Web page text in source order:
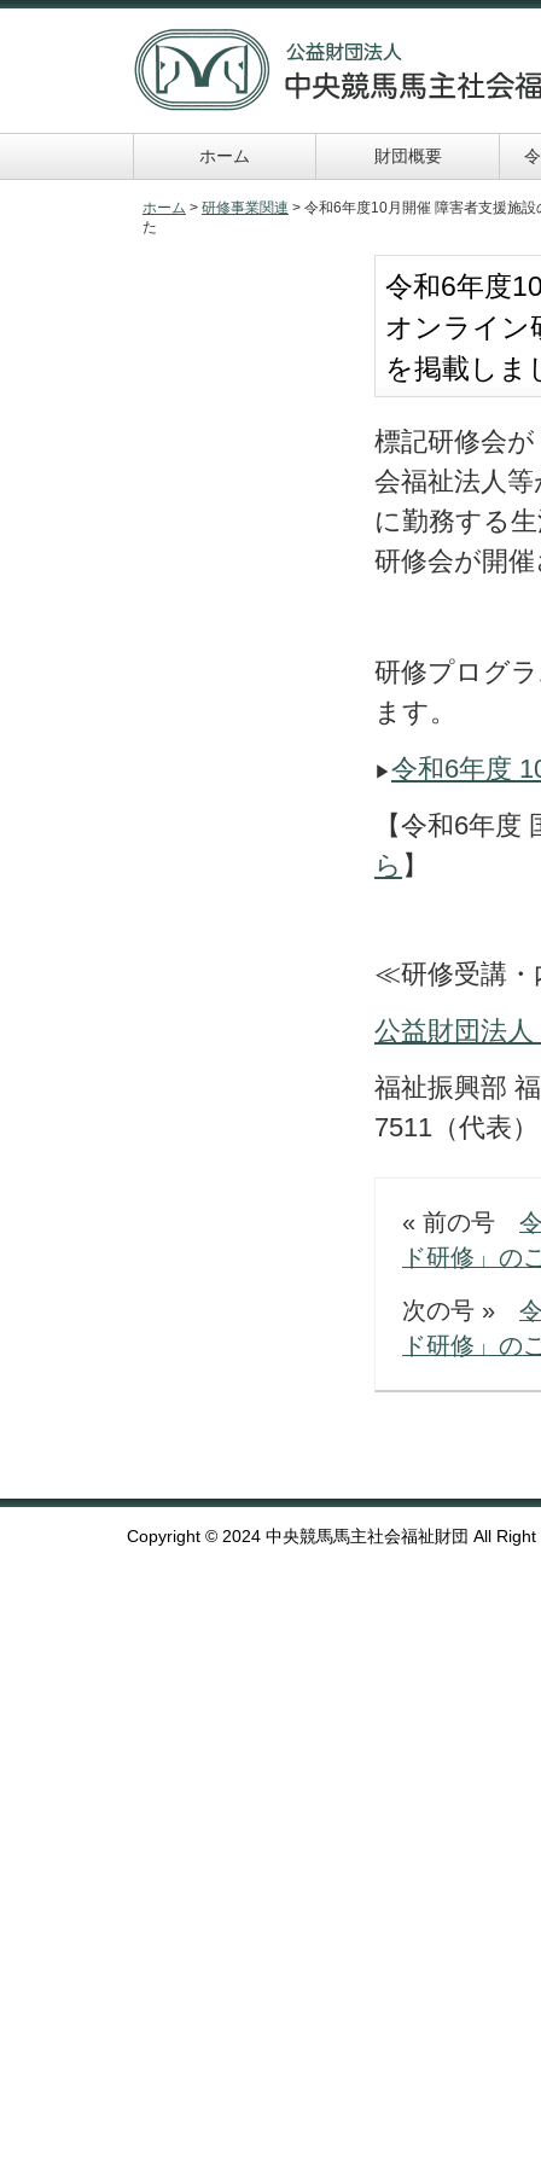
ホーム 財団概要
令和６年助成事業 申請及び報告書類一
ホーム > 研修事業関連 > 令和6年度10月開催 障害者支援施
た
令和6年度
オンライン
を掲載しま
標記研修会
会福祉法人
に勤務する
研修会が開
研修プログ
ます。
▶令和6年度
【令和6年度
ら
≪研修受講
公益財団法
福祉振興部
7511（代表）
« 前の号
ド研修」の
次の号 »
ド研修」の
Copyright © 2024 中央競馬馬主社会福祉財団 All